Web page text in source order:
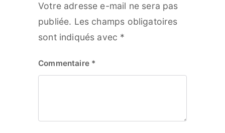
Votre adresse e-mail ne sera pas
publiée. Les champs obligatoires
sont indiqués avec *
Commentaire *